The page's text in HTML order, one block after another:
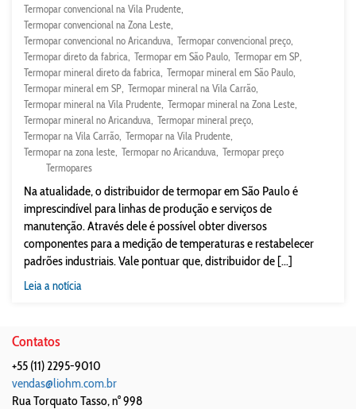
Termopar convencional na Vila Prudente
Termopar convencional na Zona Leste
Termopar convencional no Aricanduva Termopar convencional preço
Termopar direto da fabrica Termopar em São Paulo Termopar em SP
Termopar mineral direto da fabrica Termopar mineral em São Paulo
Termopar mineral em SP Termopar mineral na Vila Carrão
Termopar mineral na Vila Prudente Termopar mineral na Zona Leste
Termopar mineral no Aricanduva Termopar mineral preço
Termopar na Vila Carrão Termopar na Vila Prudente
Termopar na zona leste Termopar no Aricanduva Termopar preço
Termopares
Na atualidade, o distribuidor de termopar em São Paulo é
imprescindível para linhas de produção e serviços de
manutenção. Através dele é possível obter diversos
componentes para a medição de temperaturas e restabelecer
padrões industriais. Vale pontuar que, distribuidor de [...]
Leia a notícia
Contatos
+55 (11) 2295-9010
vendas@liohm.com.br
Rua Torquato Tasso, n° 998